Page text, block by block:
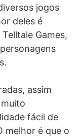
jogos
deles é
Games,
assim
fácil de
melhor é que o